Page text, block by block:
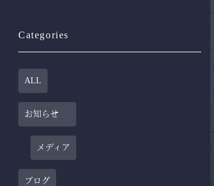
Categories
ALL
お知らせ
メディア
ブログ